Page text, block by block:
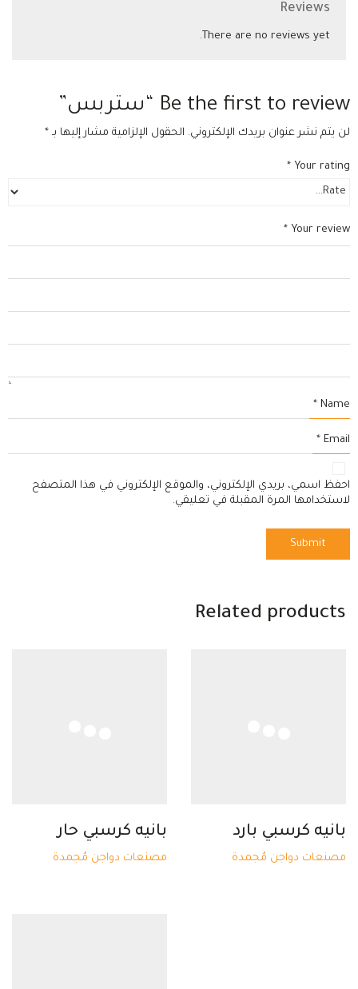
Reviews
There are no reviews yet.
Be the first to review “ستربس”
لن يتم نشر عنوان بريدك الإلكتروني. الحقول الإلزامية مشار إليها بـ *
Your rating
*
Your review
*
Name
*
Email
*
احفظ اسمي، بريدي الإلكتروني، والموقع الإلكتروني في هذا المتصفح
لاستخدامها المرة المقبلة في تعليقي.
Related products
بانيه كرسبي حار
مصنعات دواجن مُجمدة
بانيه كرسبي بارد
مصنعات دواجن مُجمدة